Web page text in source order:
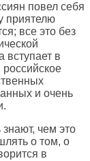
повел себя
приятелю
все это без
вступает в
российское
и очень
чем это
о том, о
в